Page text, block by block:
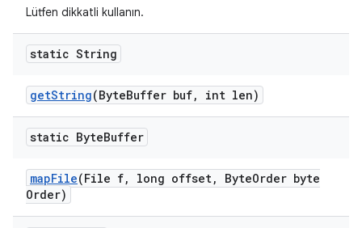
Lütfen dikkatli kullanın.
static String
getString(ByteBuffer buf, int len)
static ByteBuffer
mapFile(File f, long offset, ByteOrder byte
Order)